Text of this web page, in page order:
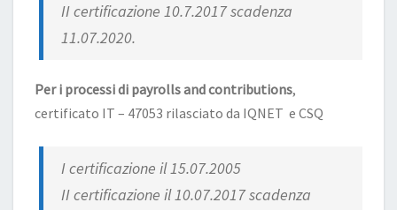
II certificazione 10.7.2017 scadenza
11.07.2020.
Per i processi di payrolls and contributions,
certificato IT – 47053 rilasciato da IQNET e CSQ
I certificazione il 15.07.2005
II certificazione il 10.07.2017 scadenza